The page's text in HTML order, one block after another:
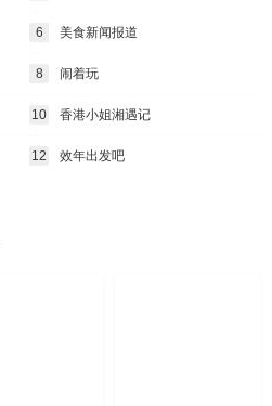
6 美食新闻报道
8 闹着玩
10 香港小姐湘遇记
12 效年出发吧